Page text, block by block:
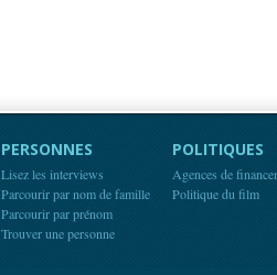
PERSONNES
Lisez les interviews
Parcourir par nom de famille
Parcourir par prénom
Trouver une personne
POLITIQUES
Agences de
Politique du film